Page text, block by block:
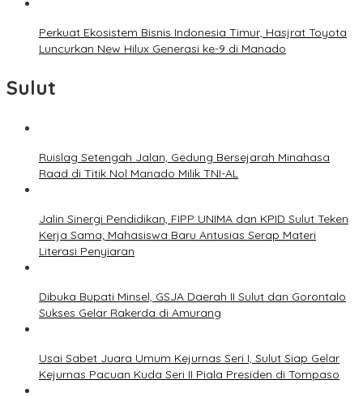
Perkuat Ekosistem Bisnis Indonesia Timur, Hasjrat Toyota
Luncurkan New Hilux Generasi ke-9 di Manado
Sulut
Ruislag Setengah Jalan, Gedung Bersejarah Minahasa
Raad di Titik Nol Manado Milik TNI-AL
Jalin Sinergi Pendidikan, FIPP UNIMA dan KPID Sulut Teken
Kerja Sama; Mahasiswa Baru Antusias Serap Materi
Literasi Penyiaran
Dibuka Bupati Minsel, GSJA Daerah II Sulut dan Gorontalo
Sukses Gelar Rakerda di Amurang
Usai Sabet Juara Umum Kejurnas Seri I, Sulut Siap Gelar
Kejurnas Pacuan Kuda Seri II Piala Presiden di Tompaso